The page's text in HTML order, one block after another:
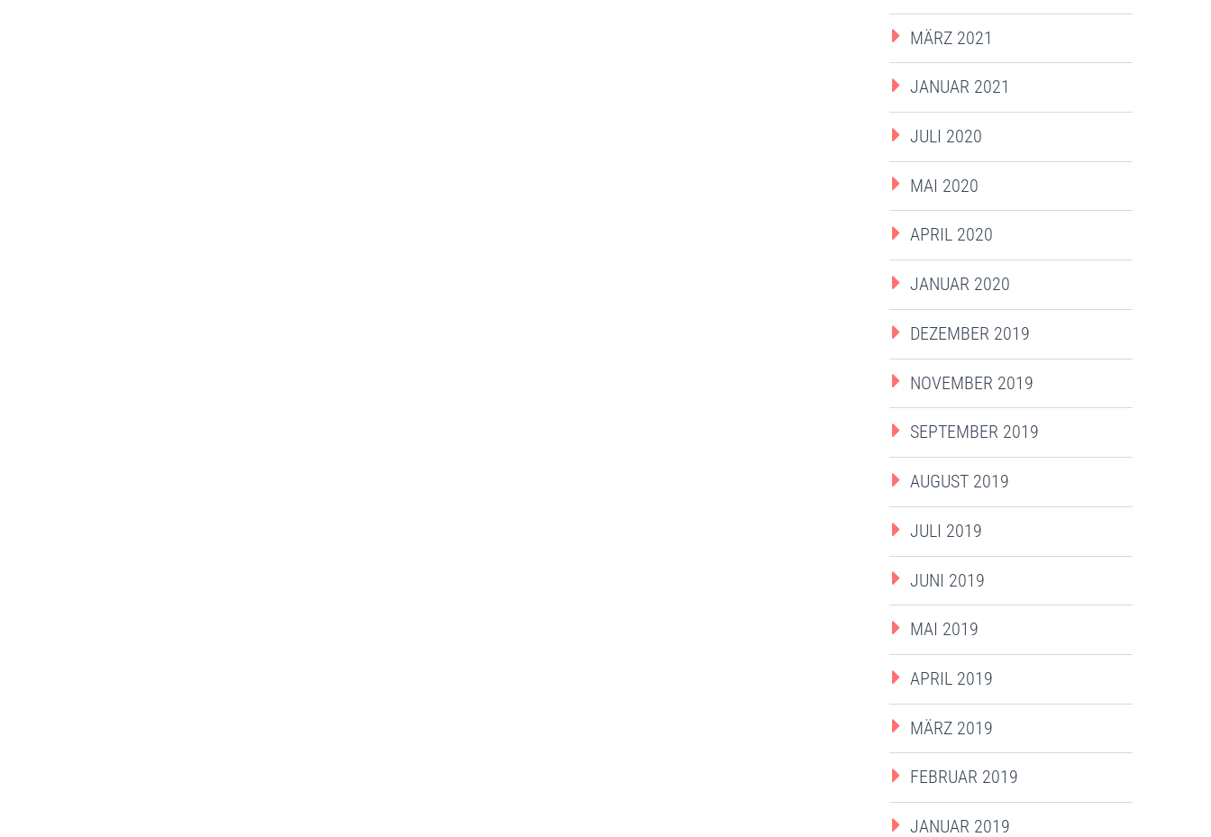
MÄRZ 2021
JANUAR 2021
JULI 2020
MAI 2020
APRIL 2020
JANUAR 2020
DEZEMBER 2019
NOVEMBER 2019
SEPTEMBER 2019
AUGUST 2019
JULI 2019
JUNI 2019
MAI 2019
APRIL 2019
MÄRZ 2019
FEBRUAR 2019
JANUAR 2019